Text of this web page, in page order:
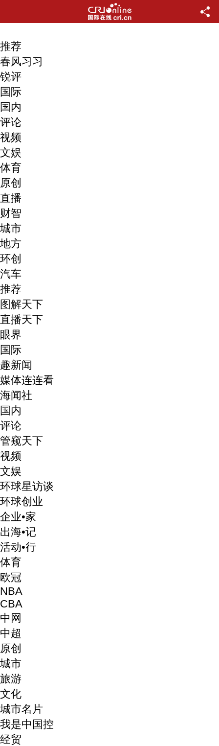
推荐
春风习习
锐评
国际
国内
评论
视频
文娱
体育
原创
直播
财智
城市
地方
环创
汽车
推荐
图解天下
直播天下
眼界
国际
趣新闻
媒体连连看
海闻社
国内
评论
管窥天下
视频
文娱
环球星访谈
环球创业
企业•家
出海•记
活动•行
体育
欧冠
NBA
CBA
中网
中超
原创
城市
旅游
文化
城市名片
我是中国控
经贸